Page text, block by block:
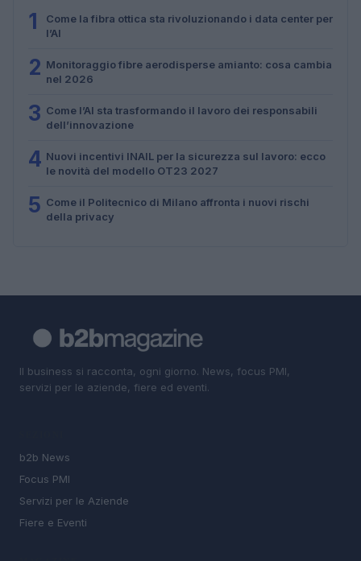
1
Come la fibra ottica sta rivoluzionando i data center per
l’AI
2 Monitoraggio fibre aerodisperse amianto: cosa cambia
nel 2026
3 Come l’AI sta trasformando il lavoro dei responsabili
dell’innovazione
4 Nuovi incentivi INAIL per la sicurezza sul lavoro: ecco
le novità del modello OT23 2027
5 Come il Politecnico di Milano affronta i nuovi rischi
della privacy
Il business si racconta, ogni giorno. News, focus PMI,
servizi per le aziende, fiere ed eventi.
b2b News
Focus PMI
Servizi per le Aziende
Fiere e Eventi